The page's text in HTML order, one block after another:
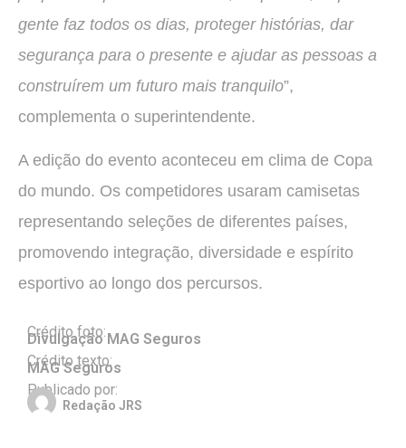
gente faz todos os dias, proteger histórias, dar
segurança para o presente e ajudar as pessoas a
construírem um futuro mais tranquilo”,
complementa o superintendente.
A edição do evento aconteceu em clima de Copa
do mundo. Os competidores usaram camisetas
representando seleções de diferentes países,
promovendo integração, diversidade e espírito
esportivo ao longo dos percursos.
Crédito foto:
Divulgação MAG Seguros
Crédito texto:
MAG Seguros
Publicado por:
Redação JRS